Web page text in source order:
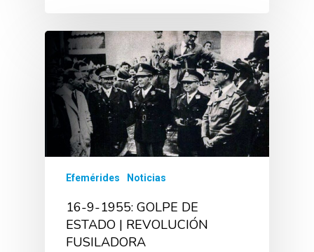
Efemérides Noticias
16-9-1955: GOLPE DE
ESTADO | REVOLUCIÓN
FUSILADORA